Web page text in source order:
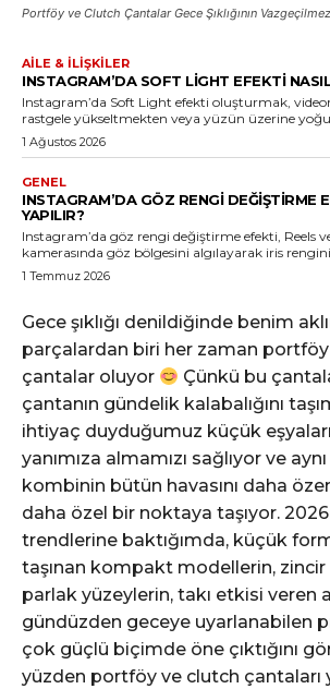
Portföy ve Clutch Çantalar Gece Şıklığının
AILE & İLIŞKILER
INSTAGRAM’DA SOFT LIGHT EFEKTI
Instagram’da Soft Light efekti oluşturmak,
rastgele yükseltmekten veya yüzün üzerine
1 Ağustos 2026
GENEL
INSTAGRAM’DA GÖZ RENGI DEĞIŞTIRME
YAPILIR?
Instagram’da göz rengi değiştirme efekti, Reels
kamerasında göz bölgesini algılayarak iris
1 Temmuz 2026
Gece şıklığı denildiğinde benim
parçalardan biri her zaman
çantalar oluyor
Çünkü bu
çantanın gündelik kalabalığını
ihtiyaç duyduğumuz küçük
yanımıza almamızı sağlıyor ve
kombinin bütün havasını daha
daha özel bir noktaya taşıyor.
trendlerine baktığımda, küçük
taşınan kompakt modellerin, zincir
parlak yüzeylerin, takı etkisi veren
gündüzden geceye uyarlanabilen
çok güçlü biçimde öne çıktığını
yüzden portföy ve clutch çantaları